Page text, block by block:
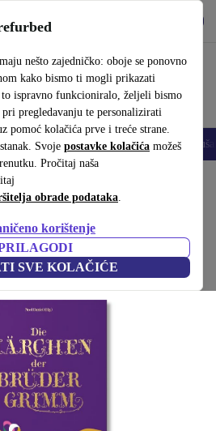
nešto zajedničko: oboje se ponovno
kako bismo ti mogli prikazati
ispravno funkcioniralo, željeli bismo
pregledavanju te personalizirati
pomoć kolačića prve i treće strane.
Svoje postavke kolačića možeš
Pročitaj naša
obrade podataka.
korištenje
SVE KOLAČIĆE
Tableti Pametni satovi Dodaci